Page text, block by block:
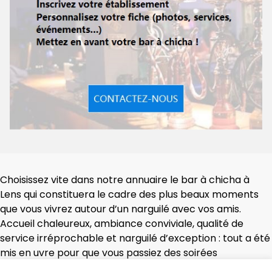
Choisissez vite dans notre annuaire le bar à chicha à
Lens qui constituera le cadre des plus beaux moments
que vous vivrez autour d’un narguilé avec vos amis.
Accueil chaleureux, ambiance conviviale, qualité de
service irréprochable et narguilé d’exception : tout a été
mis en uvre pour que vous passiez des soirées